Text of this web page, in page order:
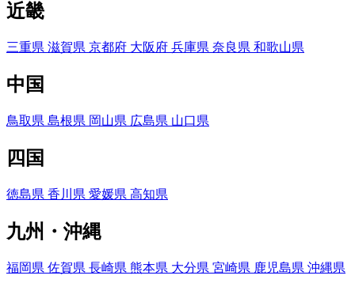
近畿
三重県 滋賀県 京都府 大阪府 兵庫県 奈良県 和歌山県
中国
鳥取県 島根県 岡山県 広島県 山口県
四国
徳島県 香川県 愛媛県 高知県
九州・沖縄
福岡県 佐賀県 長崎県 熊本県 大分県 宮崎県 鹿児島県 沖縄県